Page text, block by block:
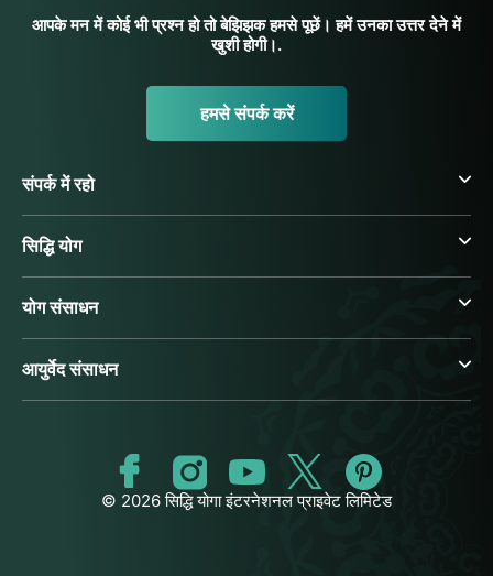
आपके मन में कोई भी प्रश्न हो तो बेझिझक हमसे पूछें। हमें उनका उत्तर देने में
खुशी होगी।.
हमसे संपर्क करें
संपर्क में रहो
सिद्धि योग
योग संसाधन
आयुर्वेद संसाधन
© 2026 सिद्धि योगा इंटरनेशनल प्राइवेट लिमिटेड